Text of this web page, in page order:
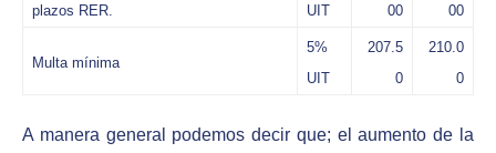
plazos RER.
UIT
00
00
Multa mínima
5%
UIT
207.5
0
210.0
0
A manera general podemos decir que; el aumento de la